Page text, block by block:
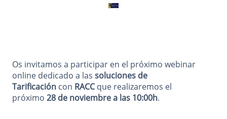
Os invitamos a participar en el próximo webinar
online dedicado a las soluciones de
Tarificación con RACCque realizaremos el
próximo 28 de noviembre a las 10:00h.